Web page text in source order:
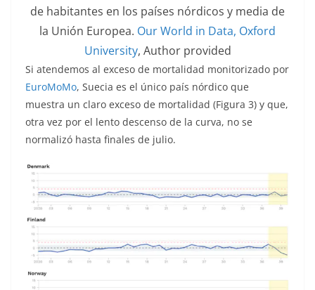
de habitantes en los países nórdicos y media de
la Unión Europea. Our World in Data, Oxford
University, Author provided
Si atendemos al exceso de mortalidad monitorizado por
EuroMoMo, Suecia es el único país nórdico que
muestra un claro exceso de mortalidad (Figura 3) y que,
otra vez por el lento descenso de la curva, no se
normalizó hasta finales de julio.